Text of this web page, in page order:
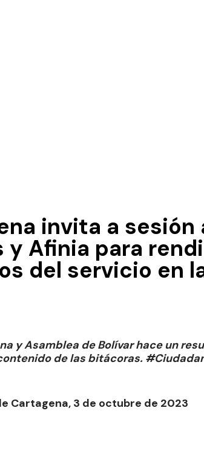
invita a sesión
y Afinia para
del servicio en
y Asamblea de Bolívar hace un
de las bitácoras.
Cartagena, 3 de octubre de 2023